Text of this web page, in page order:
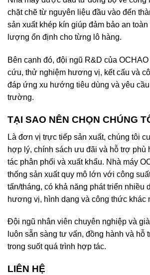
chặt chẽ từ nguyên liệu đầu vào đến
sản xuất khép kín giúp đảm bảo an
lượng ổn định cho từng lô hàng.
Bên cạnh đó, đội ngũ R&D của
cứu, thử nghiệm hương vị, kết cấu và
đáp ứng xu hướng tiêu dùng và yêu
trường.
TẠI SAO NÊN CHỌN CHÚNG
Là đơn vị trực tiếp sản xuất, chúng tôi
hợp lý, chính sách ưu đãi và hỗ trợ phù
tác phân phối và xuất khẩu. Nhà máy
thống sản xuất quy mô lớn với công
tấn/tháng, có khả năng phát triển nhiều
hương vị, hình dạng và công thức khác
Đội ngũ nhân viên chuyên nghiệp và
luôn sẵn sàng tư vấn, đồng hành và hỗ
trong suốt quá trình hợp tác.
LIÊN HỆ